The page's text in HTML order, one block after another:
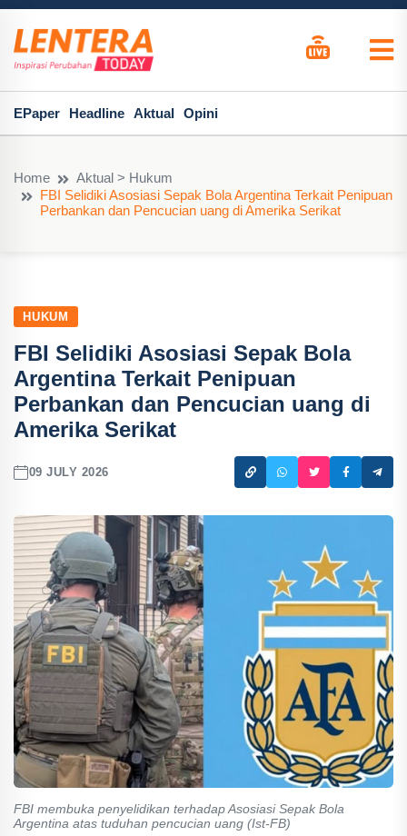
EPaper Headline Aktual Opini
Home
Aktual > Hukum
FBI Selidiki Asosiasi Sepak Bola Argentina Terkait Penipuan
Perbankan dan Pencucian uang di Amerika Serikat
HUKUM
FBI Selidiki Asosiasi Sepak Bola
Argentina Terkait Penipuan
Perbankan dan Pencucian uang di
Amerika Serikat
09 JULY 2026
FBI membuka penyelidikan terhadap Asosiasi Sepak Bola
Argentina atas tuduhan pencucian uang (Ist-FB)